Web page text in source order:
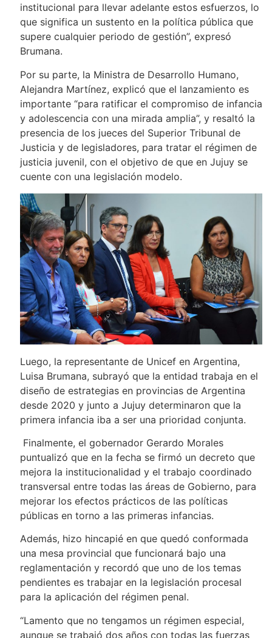
institucional para llevar adelante estos esfuerzos, lo
que significa un sustento en la política pública que
supere cualquier periodo de gestión”, expresó
Brumana.
Por su parte, la Ministra de Desarrollo Humano,
Alejandra Martínez, explicó que el lanzamiento es
importante “para ratificar el compromiso de infancia
y adolescencia con una mirada amplia”, y resaltó la
presencia de los jueces del Superior Tribunal de
Justicia y de legisladores, para tratar el régimen de
justicia juvenil, con el objetivo de que en Jujuy se
cuente con una legislación modelo.
Luego, la representante de Unicef en Argentina,
Luisa Brumana, subrayó que la entidad trabaja en el
diseño de estrategias en provincias de Argentina
desde 2020 y junto a Jujuy determinaron que la
primera infancia iba a ser una prioridad conjunta.
Finalmente, el gobernador Gerardo Morales
puntualizó que en la fecha se firmó un decreto que
mejora la institucionalidad y el trabajo coordinado
transversal entre todas las áreas de Gobierno, para
mejorar los efectos prácticos de las políticas
públicas en torno a las primeras infancias.
Además, hizo hincapié en que quedó conformada
una mesa provincial que funcionará bajo una
reglamentación y recordó que uno de los temas
pendientes es trabajar en la legislación procesal
para la aplicación del régimen penal.
“Lamento que no tengamos un régimen especial,
aunque se trabajó dos años con todas las fuerzas